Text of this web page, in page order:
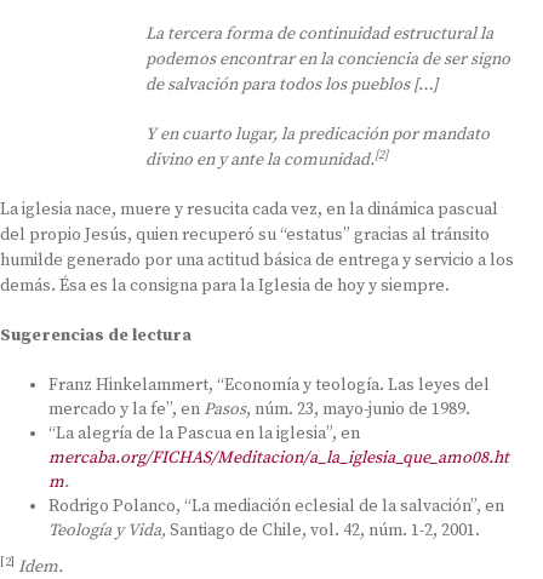
La tercera forma de continuidad estructural la
podemos encontrar en la conciencia de ser signo
de salvación para todos los pueblos […]
Y en cuarto lugar, la predicación por mandato
divino en y ante la comunidad.[2]
La iglesia nace, muere y resucita cada vez, en la dinámica pascual
del propio Jesús, quien recuperó su “estatus” gracias al tránsito
humilde generado por una actitud básica de entrega y servicio a los
demás. Ésa es la consigna para la Iglesia de hoy y siempre.
Sugerencias de lectura
Franz Hinkelammert, “Economía y teología. Las leyes del
mercado y la fe”, enPasos, núm. 23, mayo-junio de 1989.
“La alegría de la Pascua en la iglesia”, en
mercaba.org/FICHAS/Meditacion/a_la_iglesia_que_amo08.ht
m.
Rodrigo Polanco, “La mediación eclesial de la salvación”, en
Teología y Vida, Santiago de Chile, vol. 42, núm. 1-2, 2001.
[2] Idem.